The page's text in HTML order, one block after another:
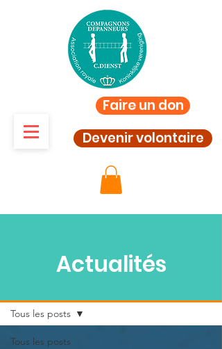
Faire un don
Devenir volontaire
Tous les posts
Tous les posts
Actualités